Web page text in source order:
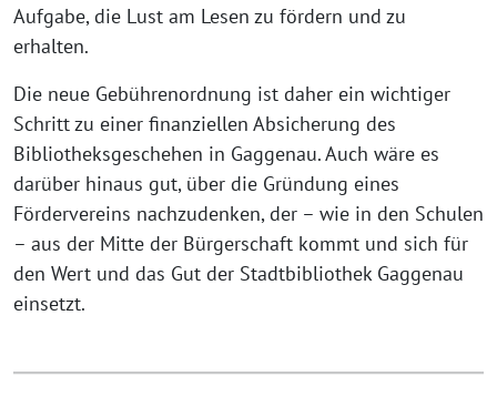
Aufgabe, die Lust am Lesen zu fördern und zu
erhalten.
Die neue Gebührenordnung ist daher ein wichtiger
Schritt zu einer finanziellen Absicherung des
Bibliotheksgeschehen in Gaggenau. Auch wäre es
darüber hinaus gut, über die Gründung eines
Fördervereins nachzudenken, der – wie in den Schulen
– aus der Mitte der Bürgerschaft kommt und sich für
den Wert und das Gut der Stadtbibliothek Gaggenau
einsetzt.